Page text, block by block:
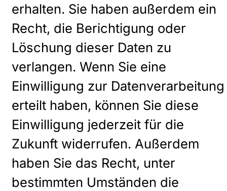
erhalten. Sie haben außerdem ein
Recht, die Berichtigung oder
Löschung dieser Daten zu
verlangen. Wenn Sie eine
Einwilligung zur Datenverarbeitung
erteilt haben, können Sie diese
Einwilligung jederzeit für die
Zukunft widerrufen. Außerdem
haben Sie das Recht, unter
bestimmten Umständen die